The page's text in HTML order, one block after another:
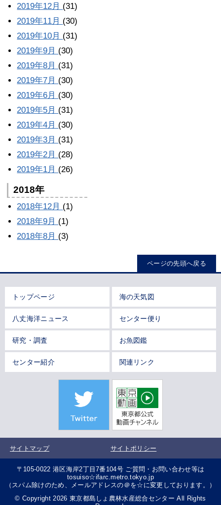
2019年12月 (31)
2019年11月 (30)
2019年10月 (31)
2019年9月 (30)
2019年8月 (31)
2019年7月 (30)
2019年6月 (30)
2019年5月 (31)
2019年4月 (30)
2019年3月 (31)
2019年2月 (28)
2019年1月 (26)
2018年
2018年12月 (1)
2018年9月 (1)
2018年8月 (3)
ページの先頭へ戻る
トップページ 海の天気図
八丈海洋ニュース センター便り
研究・調査 お魚図鑑
センター紹介 関連リンク
サイトマップ サイトポリシー
〒105-0022 港区海岸2丁目7番104号 ご質問・お問い合わせ等は
tosuiso☆ifarc.metro.tokyo.jp
（スパム除けのため、メールアドレスの＠を☆に変更しております。）
© Copyright 2026 東京都島しょ農林水産総合センター All Rights